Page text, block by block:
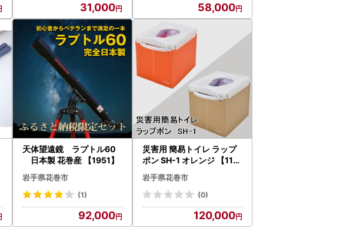
31,000 58,000
天体望遠鏡 ラプトル60
日本製 花巻産 【1951】
岩手県花巻市
(1)
92,000
災害用 簡易トイレ ラップ
ポン SH-1 オレンジ 【119
2-1】
岩手県花巻市
(0)
120,000